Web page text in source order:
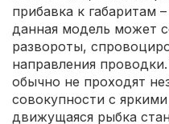
прибавка к габаритам
данная модель может
развороты,
направления
обычно не проходят
совокупности с
движущаяся рыбка